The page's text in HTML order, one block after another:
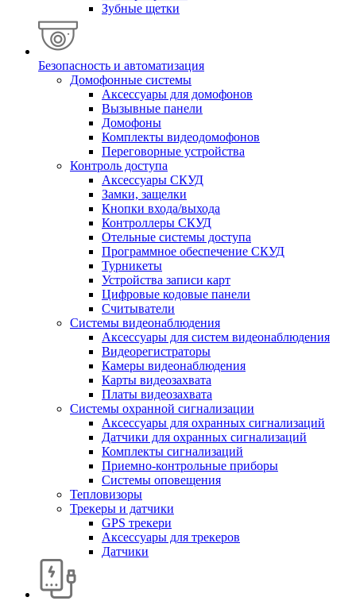
Зубные щетки
Безопасность и автоматизация
Домофонные системы
Аксессуары для домофонов
Вызывные панели
Домофоны
Комплекты видеодомофонов
Переговорные устройства
Контроль доступа
Аксессуары СКУД
Замки, защелки
Кнопки входа/выхода
Контроллеры СКУД
Отельные системы доступа
Программное обеспечение СКУД
Турникеты
Устройства записи карт
Цифровые кодовые панели
Считыватели
Системы видеонаблюдения
Аксессуары для систем видеонаблюдения
Видеорегистраторы
Камеры видеонаблюдения
Карты видеозахвата
Платы видеозахвата
Системы охранной сигнализации
Аксессуары для охранных сигнализаций
Датчики для охранных сигнализаций
Комплекты сигнализаций
Приемно-контрольные приборы
Системы оповещения
Тепловизоры
Трекеры и датчики
GPS трекери
Аксессуары для трекеров
Датчики